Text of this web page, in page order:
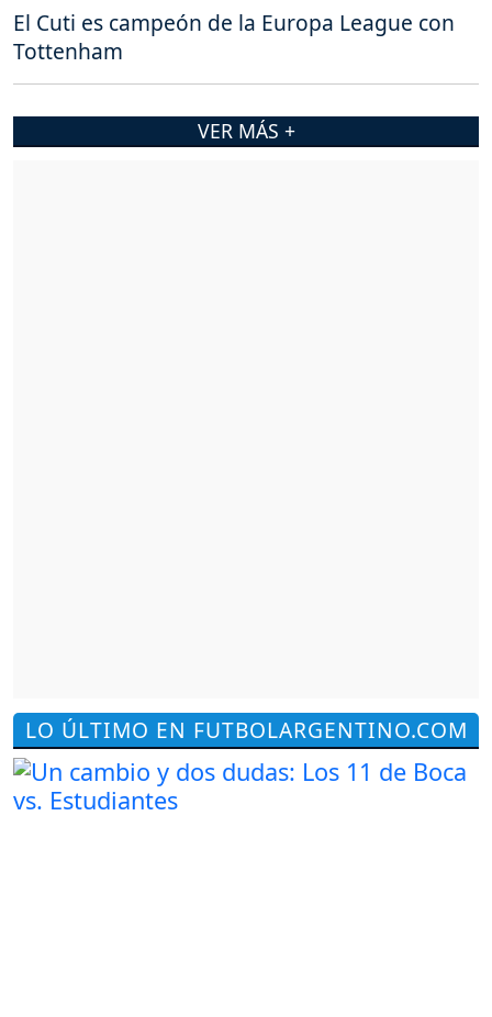
LO ÚLTIMO EN FUTBOLARGENTINO.COM
El Cuti es campeón de la Europa League con
Tottenham
VER MÁS +